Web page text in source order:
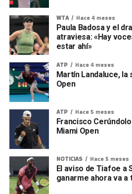
WTA Hace 4 meses
Paula Badosa y el
atraviesa: «Hay
estar ahí»
ATP Hace 4 meses
Martín Landaluce,
Open
ATP Hace 5 meses
Francisco
Miami Open
NOTICIAS Hace 5 meses
El aviso de Tiafoe a
ganarme ahora va